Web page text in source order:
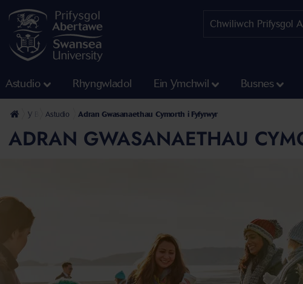
Astudio Rhyngwladol Ein Ymchwil Busnes
Y Brifysgol
Astudio Adran Gwasanaethau Cymorth i Fyfyrwyr
ADRAN GWASANAETHAU